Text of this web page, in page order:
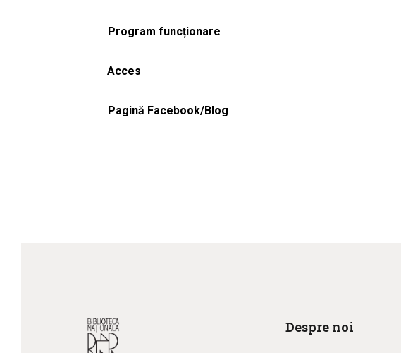
Program funcționare
Acces
Pagină Facebook/Blog
Despre noi